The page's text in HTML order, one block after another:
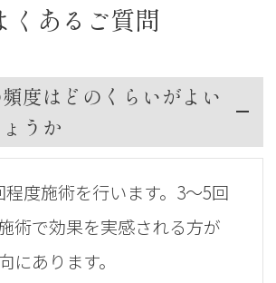
くあるご質問
度はどのくらいがよい
うか
程度施術を行います。3〜5回
術で効果を実感される方が
にあります。